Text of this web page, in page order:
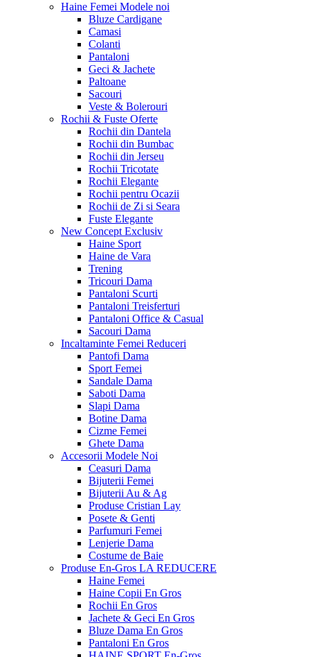
Haine Femei Modele noi
Bluze Cardigane
Camasi
Colanti
Pantaloni
Geci & Jachete
Paltoane
Sacouri
Veste & Bolerouri
Rochii & Fuste Oferte
Rochii din Dantela
Rochii din Bumbac
Rochii din Jerseu
Rochii Tricotate
Rochii Elegante
Rochii pentru Ocazii
Rochii de Zi si Seara
Fuste Elegante
New Concept Exclusiv
Haine Sport
Haine de Vara
Trening
Tricouri Dama
Pantaloni Scurti
Pantaloni Treisferturi
Pantaloni Office & Casual
Sacouri Dama
Incaltaminte Femei Reduceri
Pantofi Dama
Sport Femei
Sandale Dama
Saboti Dama
Slapi Dama
Botine Dama
Cizme Femei
Ghete Dama
Accesorii Modele Noi
Ceasuri Dama
Bijuterii Femei
Bijuterii Au & Ag
Produse Cristian Lay
Posete & Genti
Parfumuri Femei
Lenjerie Dama
Costume de Baie
Produse En-Gros LA REDUCERE
Haine Femei
Haine Copii En Gros
Rochii En Gros
Jachete & Geci En Gros
Bluze Dama En Gros
Pantaloni En Gros